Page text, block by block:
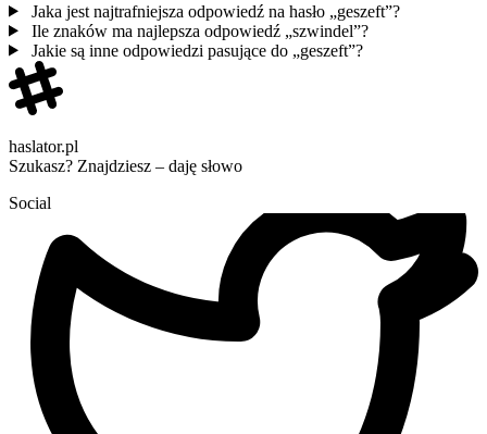
Jaka jest najtrafniejsza odpowiedź na hasło „geszeft”?
Ile znaków ma najlepsza odpowiedź „szwindel”?
Jakie są inne odpowiedzi pasujące do „geszeft”?
haslator.pl
Szukasz? Znajdziesz – daję słowo
Social